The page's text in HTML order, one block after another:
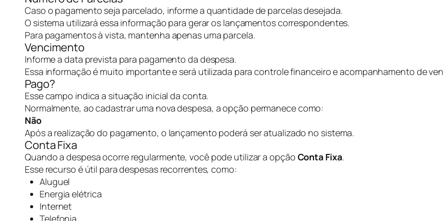
Caso o pagamento seja parcelado, informe a quantidade de parcelas desejada.
O sistema utilizará essa informação para gerar os lançamentos correspondentes.
Para pagamentos à vista, mantenha apenas uma parcela.
Vencimento
Informe a data prevista para pagamento da despesa.
Essa informação é muito importante e será utilizada para controle financeiro e acompanhamento de
Pago?
Esse campo indica a situação inicial da conta.
Normalmente, ao cadastrar uma nova despesa, a opção permanece como:
Não
Após a realização do pagamento, o lançamento poderá ser atualizado no sistema.
Conta Fixa
Quando a despesa ocorre regularmente, você pode utilizar a opção Conta Fixa.
Esse recurso é útil para despesas recorrentes, como:
Aluguel
Energia elétrica
Internet
Telefonia